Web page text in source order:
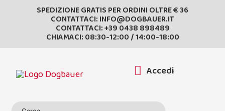
SPEDIZIONE GRATIS PER ORDINI OLTRE € 36
CONTATTACI: INFO@DOGBAUER.IT
CONTATTACI:+39 0438 898489
CHIAMACI: 08:30-12:00 / 14:00-18:00
Accedi